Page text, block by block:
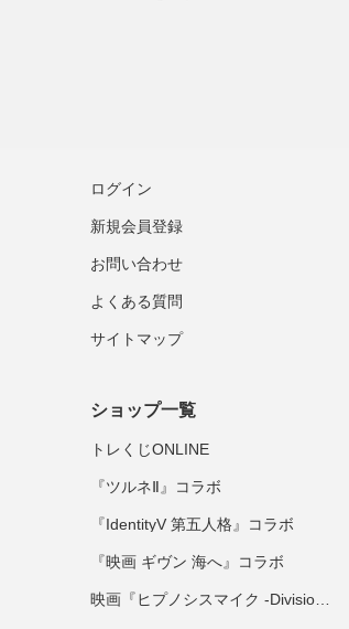
ログイン
新規会員登録
お問い合わせ
よくある質問
サイトマップ
ショップ一覧
トレくじONLINE
『ツルネⅡ』コラボ
『IdentityV 第五人格』コラボ
『映画 ギヴン 海へ』コラボ
映画『ヒプノシスマイク -Division Rap Battle-』